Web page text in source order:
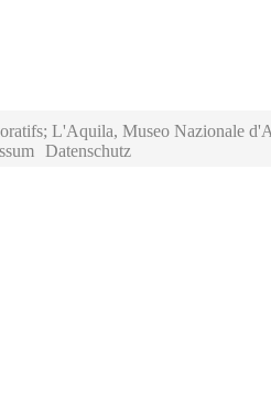
L'Aquila, Museo Nazionale
Datenschutz